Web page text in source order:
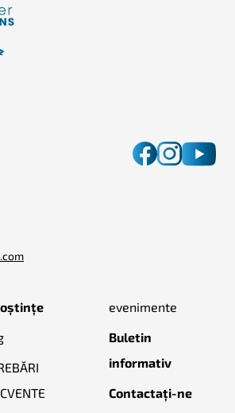
evenimente
Buletin
informativ
Contactați-ne